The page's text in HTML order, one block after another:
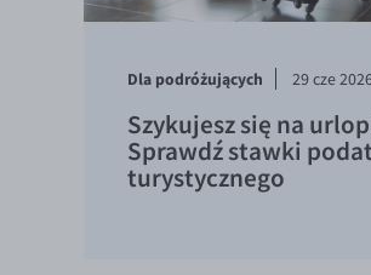
Dla podróżujących 29 cze
Szykujesz się na
Sprawdź stawki
turystycznego